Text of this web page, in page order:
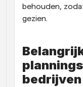
behouden,
gezien.
bedrijven